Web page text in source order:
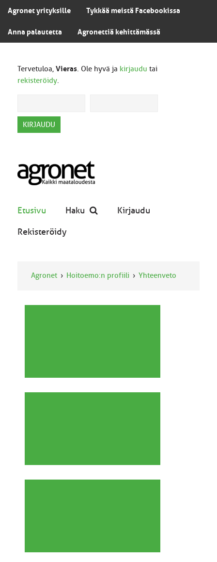
Agronet yrityksille Tykkää meistä Facebookissa
Anna palautetta Agronettiä kehittämässä
Tervetuloa, Vieras. Ole hyvä ja kirjaudu tai
rekisteröidy.
Etusivu Haku Kirjaudu
Rekisteröidy
Agronet Hoitoemo:n profiili Yhteenveto